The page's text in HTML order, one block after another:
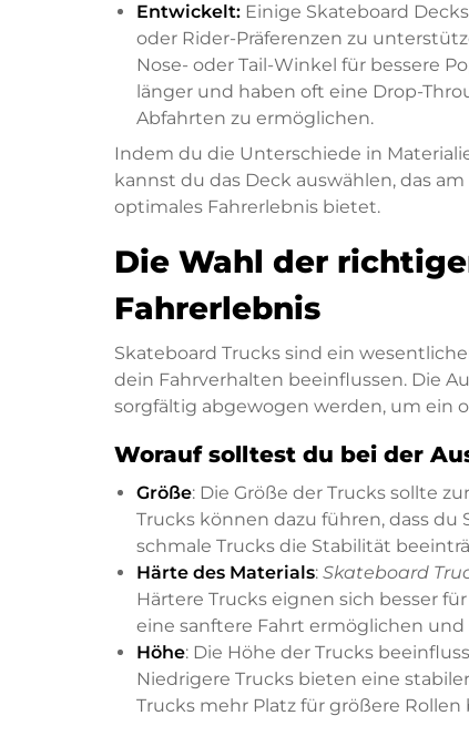
Entwickelt: Einige Skateboard
oder Rider-Präferenzen zu
Nose- oder Tail-Winkel für bessere
länger und haben oft eine Drop-
Abfahrten zu ermöglichen.
Indem du die Unterschiede in
kannst du das Deck auswählen, das
optimales Fahrerlebnis bietet.
Die Wahl der
Fahrerlebnis
Skateboard Trucks sind ein
dein Fahrverhalten beeinflussen. Die
sorgfältig abgewogen werden, um ein
Worauf solltest du bei der
Größe: Die Größe der Trucks sollte
Trucks können dazu führen, dass
schmale Trucks die Stabilität
Härte des Materials: Skateboard
Härtere Trucks eignen sich besser
eine sanftere Fahrt ermöglichen
Höhe: Die Höhe der Trucks
Niedrigere Trucks bieten eine
Trucks mehr Platz für größere Rollen